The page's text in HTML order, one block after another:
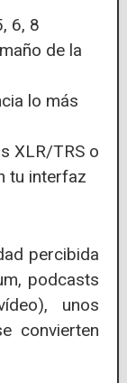
6, 8
de la
lo más
XLR/TRS o
tu interfaz
percibida
podcasts
unos
convierten